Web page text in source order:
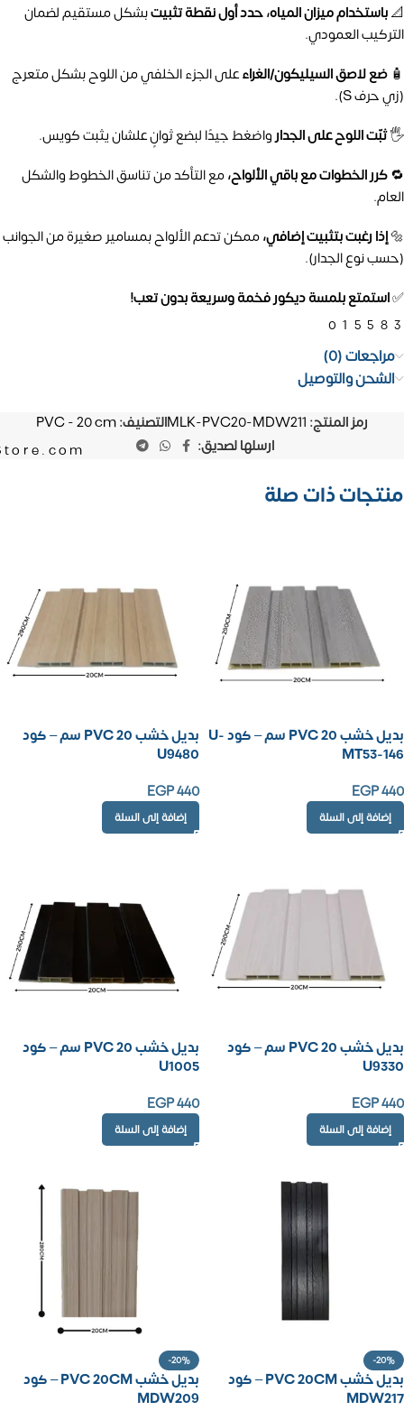
📐باستخدام ميزان المياه، حدد أول نقطة تثبيتبشكل مستقيم لضمان
التركيب العمودي.
🧴 ضع لاصق السيليكون/الغراءعلى الجزء الخلفي من اللوح بشكل متعرج
(زي حرف S).
🖐️ثبّت اللوح على الجدارواضغط جيدًا لبضع ثوانٍ علشان يثبت كويس.
🔁كرر الخطوات مع باقي الألواح،مع التأكد من تناسق الخطوط والشكل
العام.
🔩إذا رغبت بتثبيت إضافي،ممكن تدعم الألواح بمسامير صغيرة من الجوانب
(حسب نوع الجدار).
✅استمتع بلمسة ديكور فخمة وسريعة بدون تعب!
مراجعات (0)
الشحن والتوصيل
رمز المنتج: MLK-PVC20-MDW211التصنيف:PVC - 20 cm
ارسلها لصديق:
منتجات ذات صلة
بديل خشب PVC 20 سم – كود U-
MT53-146
EGP440
إضافة إلى السلة
بديل خشب PVC 20 سم – كود
U9480
EGP440
إضافة إلى السلة
بديل خشب PVC 20 سم – كود
U9330
EGP440
إضافة إلى السلة
بديل خشب PVC 20 سم – كود
U1005
EGP440
إضافة إلى السلة
-20%
بديل خشب PVC 20CM – كود
MDW217
-20%
بديل خشب PVC 20CM – كود
MDW209